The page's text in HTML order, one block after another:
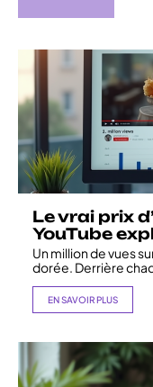
Le vrai prix
YouTube
Un million de vues
dorée. Derrière
EN SAVOIR PLUS